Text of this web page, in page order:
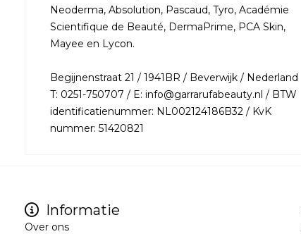
Neoderma, Absolution, Pascaud, Tyro, Académie
Scientifique de Beauté, DermaPrime, PCA Skin,
Mayee en Lycon.
Begijnenstraat 21 / 1941BR / Beverwijk / Nederland
T: 0251-750707 / E: info@garrarufabeauty.nl / BTW
identificatienummer: NL002124186B32 / KvK
nummer: 51420821
Informatie
Over ons